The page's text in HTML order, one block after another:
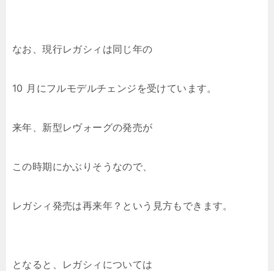
なお、現行レガシィは同じ年の
10 月にフルモデルチェンジを受けています。
来年、新型レヴォーグの発売が
この時期にかぶりそうなので、
レガシィ発売は再来年？という見方もできます。
となると、レガシィについては